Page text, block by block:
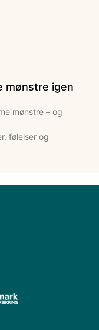
mønstre igen
mønstre – og
følelser og